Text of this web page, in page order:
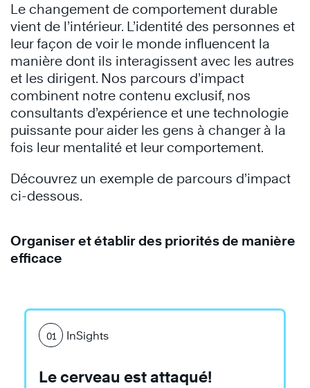
En
savoir
7
Habitudes
Des
Gens
Très
Efficaces®
Très
Efficaces®
Le changement de comportement durable
vient de l’intérieur. L’identité des personnes et
leur façon de voir le monde influencent la
manière dont ils interagissent avec les autres
et les dirigent. Nos parcours d’impact
combinent notre contenu exclusif, nos
consultants d’expérience et une technologie
puissante pour aider les gens à changer à la
fois leur mentalité et leur comportement.
Découvrez un exemple de parcours d’impact
ci-dessous.
Organiser et établir des priorités de manière
efficace
01 InSights
Le cerveau est attaqué!